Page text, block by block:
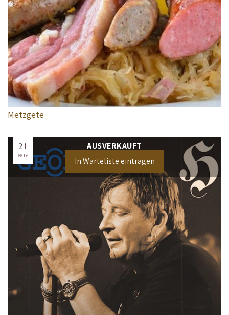
Metzgete
21
NOV
AUSVERKAUFT
In Warteliste eintragen